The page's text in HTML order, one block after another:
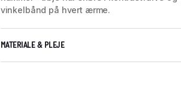
vinkelbånd på hvert ærme.
MATERIALE & PLEJE